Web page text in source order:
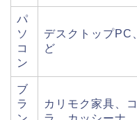
パ
ソ
コ
ン
デスクトップPC
ど
ブ
ラ
カリモク家具、